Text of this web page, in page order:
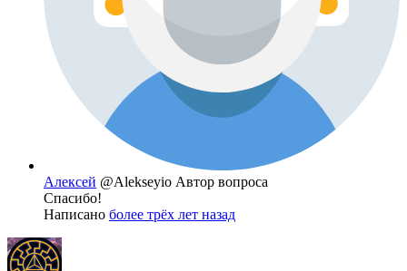
Алексей @Alekseyio Автор вопроса
Спасибо!
Написано более трёх лет назад